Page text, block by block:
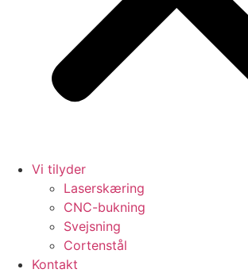
Vi tilyder
Laserskæring
CNC-bukning
Svejsning
Cortenstål
Kontakt